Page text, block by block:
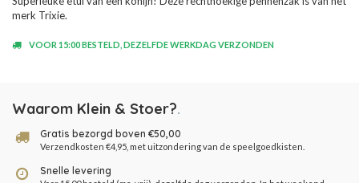
merk Trixie.
VOOR 15:00 BESTELD, DEZELFDE WERKDAG VERZONDEN
Waarom Klein & Stoer?.
Gratis bezorgd boven €50,00
Verzendkosten €4,95, met uitzondering van de speelgoedkisten.
Snelle levering